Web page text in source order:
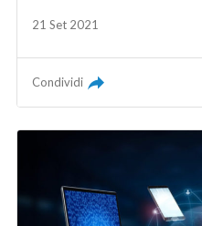
21 Set 2021
Condividi